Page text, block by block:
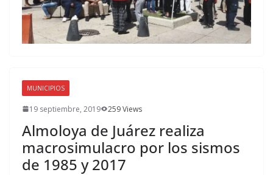
MUNICIPIOS
19 septiembre, 2019 259 Views
Almoloya de Juárez realiza
macrosimulacro por los sismos
de 1985 y 2017